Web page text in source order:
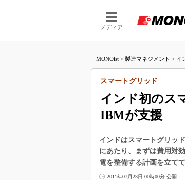
メディア
MONOist > 製造マネジメント > イ
インド初のス
IBMが支援
スマートグリッド
インドはスマートグリッ
にあたり、まずは費用対
電を整備する計画を立て
2011年07月23日 00時00分 公開